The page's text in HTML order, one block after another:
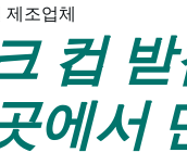
제조업체
컵
에서